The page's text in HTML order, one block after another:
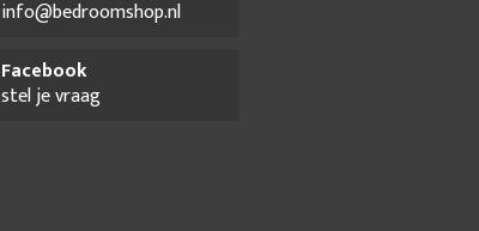
info@bedroomshop.nl
Facebook
stel je vraag